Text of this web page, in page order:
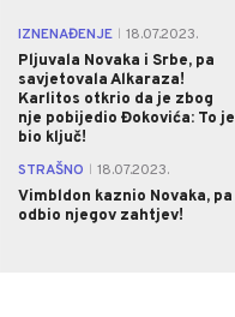
IZNENAĐENJE
18.07.2023.
Pljuvala Novaka i Srbe, pa
savjetovala Alkaraza!
Karlitos otkrio da je zbog
nje pobijedio Đokovića: To je
bio ključ!
STRAŠNO
18.07.2023.
Vimbldon kaznio Novaka, pa
odbio njegov zahtjev!